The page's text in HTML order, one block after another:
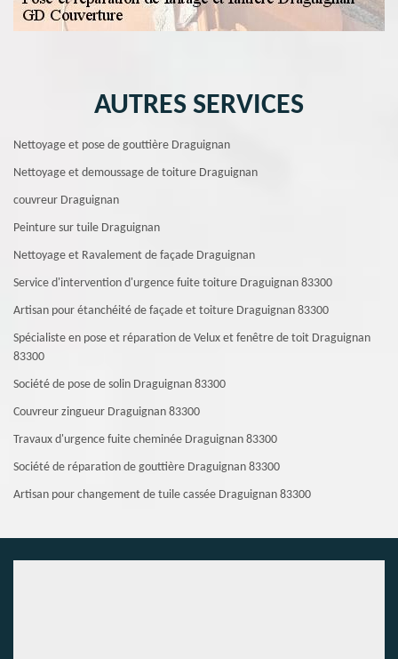
AUTRES SERVICES
Nettoyage et pose de gouttière Draguignan
Nettoyage et demoussage de toiture Draguignan
couvreur Draguignan
Peinture sur tuile Draguignan
Nettoyage et Ravalement de façade Draguignan
Service d'intervention d'urgence fuite toiture Draguignan 83300
Artisan pour étanchéité de façade et toiture Draguignan 83300
Spécialiste en pose et réparation de Velux et fenêtre de toit Draguignan
83300
Société de pose de solin Draguignan 83300
Couvreur zingueur Draguignan 83300
Travaux d'urgence fuite cheminée Draguignan 83300
Société de réparation de gouttière Draguignan 83300
Artisan pour changement de tuile cassée Draguignan 83300